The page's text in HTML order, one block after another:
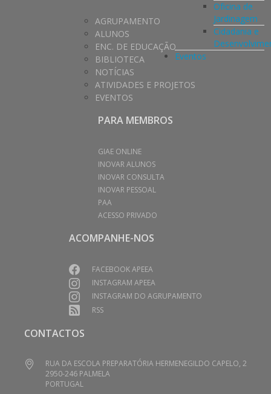
Oficina de
Jardinagem
Cidadania e
Eventos
AGRUPAMENTO
ALUNOS
ENC. DE EDUCAÇÃO
BIBLIOTECA
NOTÍCIAS
ATIVIDADES E PROJETOS
EVENTOS
PARA MEMBROS
GIAE ONLINE
INOVAR ALUNOS
INOVAR CONSULTA
INOVAR PESSOAL
PAA
ACESSO PRIVADO
ACOMPANHE-NOS
FACEBOOK APEEA
INSTAGRAM APEEA
INSTAGRAM DO AGRUPAMENTO
RSS
CONTACTOS
RUA DA ESCOLA PREPARATÓRIA HERMENEGILDO CAPELO, 2
2950-246 PALMELA
PORTUGAL